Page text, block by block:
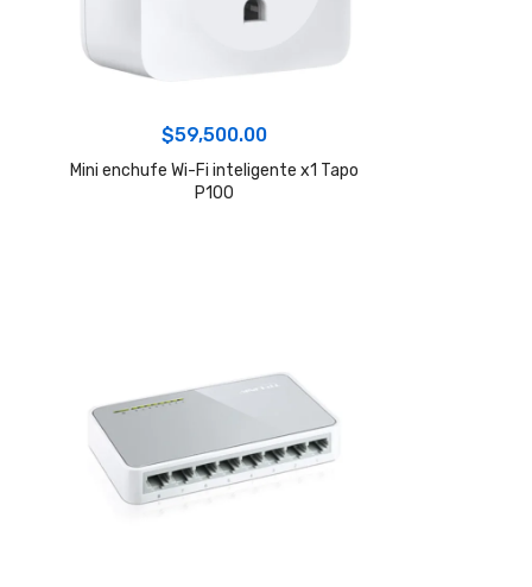
$59,500.00
Mini enchufe Wi-Fi inteligente x1 Tapo
P100